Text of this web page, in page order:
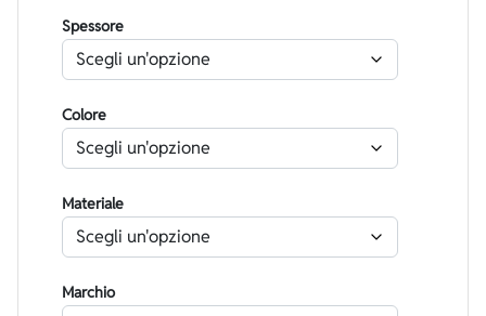
Spessore
Colore
Materiale
Marchio